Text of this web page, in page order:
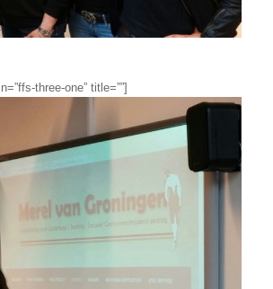
three-one” title=””]